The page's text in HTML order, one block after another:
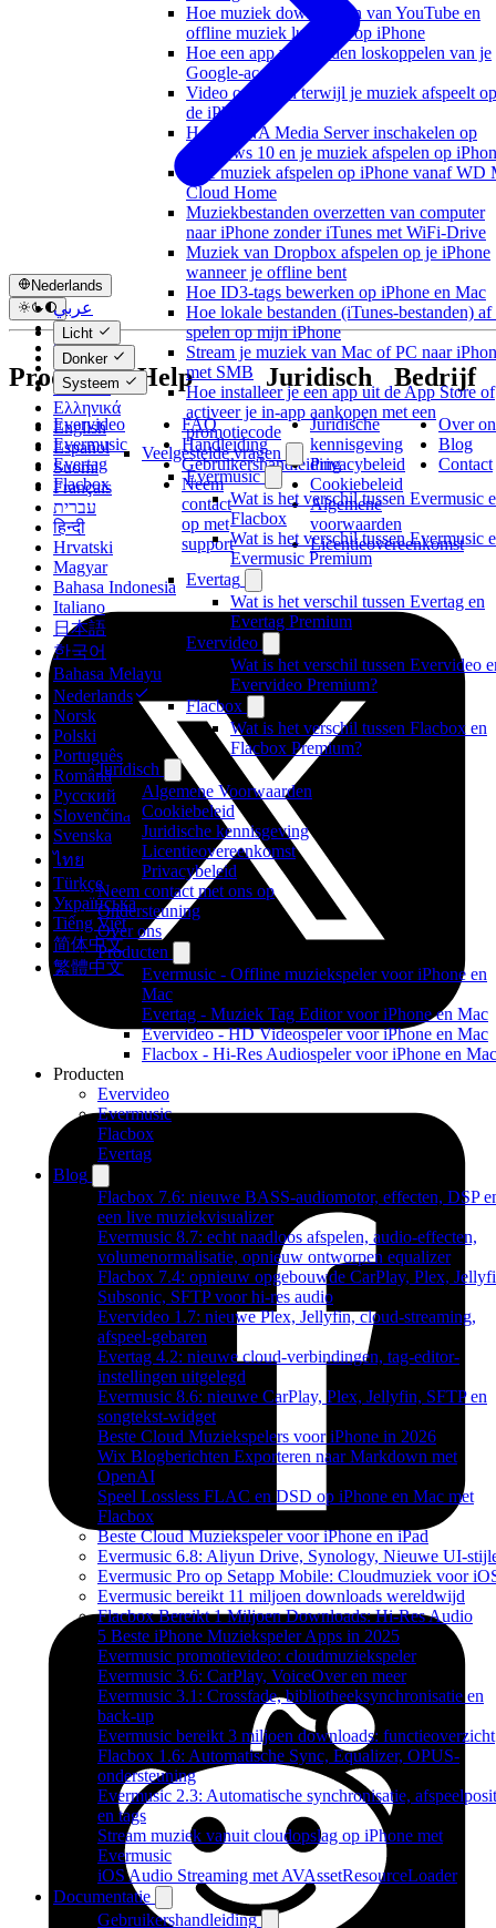
Hoe muziek downloaden van YouTube en
offline muziek luisteren op iPhone
Hoe een app van derden loskoppelen van je
Google-account
Video opnemen terwijl je muziek afspeelt op
de iPhone
Hoe DLNA Media Server inschakelen op
Windows 10 en je muziek afspelen op
Hoe muziek afspelen op iPhone vanaf WD
Cloud Home
Muziekbestanden overzetten van computer
naar iPhone zonder iTunes met WiFi-Drive
Muziek van Dropbox afspelen op je iPhone
wanneer je offline bent
Hoe ID3-tags bewerken op iPhone en Mac
Hoe lokale bestanden (iTunes-bestanden) af
spelen op mijn iPhone
Stream je muziek van Mac of PC naar
met SMB
Hoe installeer je een app uit de App Store of
activeer je in-app aankopen met een
promotiecode
Veelgestelde vragen
Evermusic
Wat is het verschil tussen Evermusic
Flacbox
Wat is het verschil tussen Evermusic
Evermusic Premium
Evertag
Wat is het verschil tussen Evertag en
Evertag Premium
Evervideo
Wat is het verschil tussen Evervideo
Evervideo Premium?
Flacbox
Wat is het verschil tussen Flacbox en
Flacbox Premium?
Juridisch
Algemene Voorwaarden
Cookiebeleid
Juridische kennisgeving
Licentieovereenkomst
Privacybeleid
Neem contact met ons op
Ondersteuning
Over ons
Producten
Evermusic - Offline muziekspeler voor iPhone en
Mac
Evertag - Muziek Tag Editor voor iPhone en Mac
Evervideo - HD Videospeler voor iPhone en Mac
Flacbox - Hi-Res Audiospeler voor iPhone en Mac
Producten
Evervideo
Evermusic
Flacbox
Evertag
Blog
Flacbox 7.6: nieuwe BASS-audiomotor, effecten, DSP
een live muziekvisualizer
Evermusic 8.7: echt naadloos afspelen, audio-effecten,
volumenormalisatie, opnieuw ontworpen equalizer
Flacbox 7.4: opnieuw opgebouwde CarPlay, Plex,
Subsonic, SFTP voor hi-res audio
Evervideo 1.7: nieuwe Plex, Jellyfin, cloud-streaming,
afspeel-gebaren
Evertag 4.2: nieuwe cloud-verbindingen, tag-editor-
instellingen uitgelegd
Evermusic 8.6: nieuwe CarPlay, Plex, Jellyfin, SFTP en
songtekst-widget
Beste Cloud Muziekspelers voor iPhone in 2026
Wix Blogberichten Exporteren naar Markdown met
OpenAI
Speel Lossless FLAC en DSD op iPhone en Mac met
Flacbox
Beste Cloud Muziekspeler voor iPhone en iPad
Evermusic 6.8: Aliyun Drive, Synology, Nieuwe UI-
Evermusic Pro op Setapp Mobile: Cloudmuziek voor
Evermusic bereikt 11 miljoen downloads wereldwijd
Flacbox Bereikt 1 Miljoen Downloads: Hi-Res Audio
5 Beste iPhone Muziekspeler Apps in 2025
Evermusic promotievideo: cloudmuziekspeler
Evermusic 3.6: CarPlay, VoiceOver en meer
Evermusic 3.1: Crossfade, bibliotheeksynchronisatie en
back-up
Evermusic bereikt 3 miljoen downloads: functieoverzicht
Flacbox 1.6: Automatische Sync, Equalizer, OPUS-
ondersteuning
Evermusic 2.3: Automatische synchronisatie,
en tags
Stream muziek vanuit cloudopslag op iPhone met
Evermusic
iOS Audio Streaming met AVAssetResourceLoader
Documentatie
Gebruikershandleiding
Nederlands
عربي
Català
Čeština
Dansk
Deutsch
Ελληνικά
English
Español
Suomi
Français
עברית
हिन्दी
Hrvatski
Magyar
Bahasa Indonesia
Italiano
日本語
한국어
Bahasa Melayu
Nederlands
Norsk
Polski
Português
Română
Русский
Slovenčina
Svenska
ไทย
Türkçe
Українська
Tiếng Việt
简体中文
繁體中文
Licht
Donker
Systeem
Producten
Evervideo
Evermusic
Evertag
Flacbox
Help
FAQ
Handleiding
Gebruikershandleiding
Neem
contact
op met
support
Juridisch
Juridische
kennisgeving
Privacybeleid
Cookiebeleid
Algemene
voorwaarden
Licentieovereenkomst
Bedrijf
Over
Blog
Contact